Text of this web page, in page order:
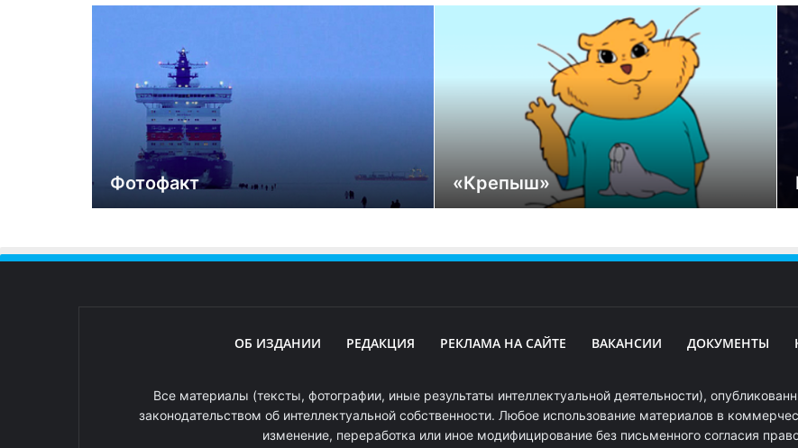
Фотофакт «Крепыш»
ОБ ИЗДАНИИ РЕДАКЦИЯ РЕКЛАМА НА САЙТЕ ВАКАНСИИ ДОКУМЕНТЫ
Все материалы (тексты, фотографии, иные результаты интеллектуальной деятельности),
законодательством об интеллектуальной собственности. Любое использование материалов в
изменение, переработка или иное модифицирование без письменного согласия